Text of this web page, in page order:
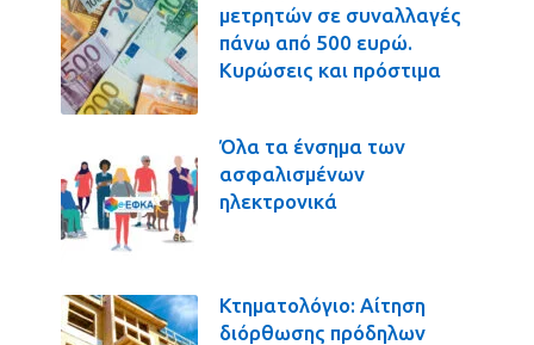
μετρητών σε συναλλαγές
πάνω από 500 ευρώ.
Κυρώσεις και πρόστιμα
Όλα τα ένσημα των
ασφαλισμένων
ηλεκτρονικά
Κτηματολόγιο: Αίτηση
διόρθωσης πρόδηλων